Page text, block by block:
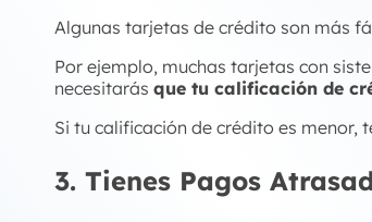
Algunas tarjetas de crédito son más
Por ejemplo, muchas tarjetas con
necesitarás que tu calificación de
Si tu calificación de crédito es
3. Tienes Pagos